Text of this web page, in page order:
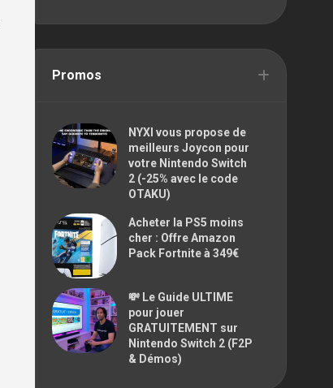
Promos
NYXI vous propose de
meilleurs Joycon pour
votre Nintendo Switch
2 (-25% avec le code
OTAKU)
Acheter la PS5 moins
cher : Offre Amazon
Pack Fortnite à 349€
💸 Le Guide ULTIME
pour jouer
GRATUITEMENT sur
Nintendo Switch 2 (F2P
& Démos)